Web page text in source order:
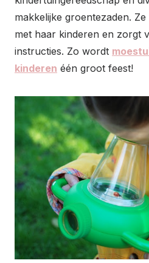
makkelijke groentezaden.
met haar kinderen en zorgt
instructies. Zo wordt
kinderen één groot feest!